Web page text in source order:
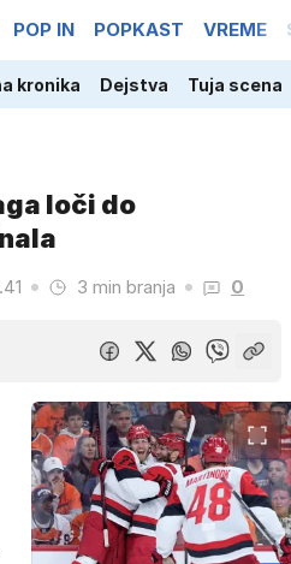
POP IN POPKAST VREME
kronika Dejstva Tuja scena
loči do
3 min branja 0